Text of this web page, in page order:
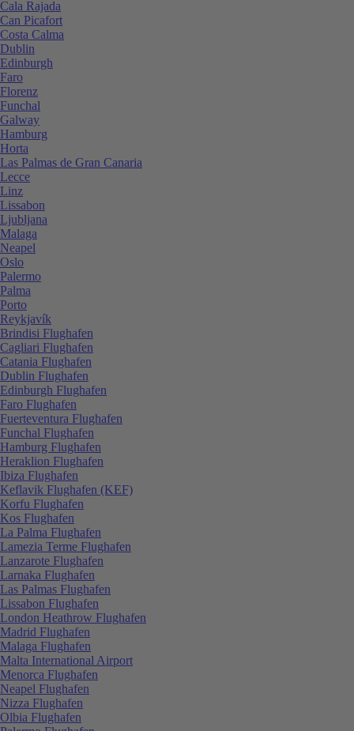
Cala Rajada
Can Picafort
Costa Calma
Dublin
Edinburgh
Faro
Florenz
Funchal
Galway
Hamburg
Horta
Las Palmas de Gran Canaria
Lecce
Linz
Lissabon
Ljubljana
Malaga
Neapel
Oslo
Palermo
Palma
Porto
Reykjavík
Brindisi Flughafen
Cagliari Flughafen
Catania Flughafen
Dublin Flughafen
Edinburgh Flughafen
Faro Flughafen
Fuerteventura Flughafen
Funchal Flughafen
Hamburg Flughafen
Heraklion Flughafen
Ibiza Flughafen
Keflavik Flughafen (KEF)
Korfu Flughafen
Kos Flughafen
La Palma Flughafen
Lamezia Terme Flughafen
Lanzarote Flughafen
Larnaka Flughafen
Las Palmas Flughafen
Lissabon Flughafen
London Heathrow Flughafen
Madrid Flughafen
Malaga Flughafen
Malta International Airport
Menorca Flughafen
Neapel Flughafen
Nizza Flughafen
Olbia Flughafen